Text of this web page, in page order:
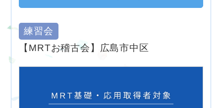
練習会
【MRTお稽古会】広島市中区